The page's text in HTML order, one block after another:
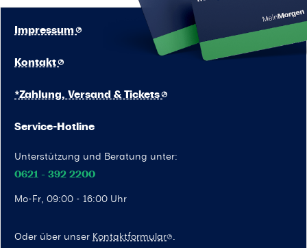
Service-Hotline
Unterstützung und Beratung unter:
0621 - 392 2200
Mo-Fr, 09:00 - 16:00 Uhr
Oder über unser Kontaktformular .
Kontakt
Impressum
*Zahlung, Versand & Tickets